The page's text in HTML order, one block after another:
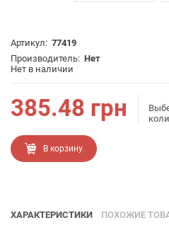
Артикул: 77419
Производитель: Нет
Нет в наличии
385.48 грн
В корзину
ХАРАКТЕРИСТИКИ ПОХОЖИЕ